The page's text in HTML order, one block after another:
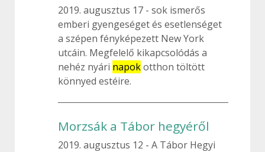
2019. augusztus 17
sok ismerős
emberi gyengeséget és esetlenséget
a szépen fényképezett New York
utcáin. Megfelelő kikapcsolódás a
nehéz nyári napokotthon töltött
könnyed estéire.
Morzsák a Tábor hegyéről
2019. augusztus 12
A Tábor Hegyi